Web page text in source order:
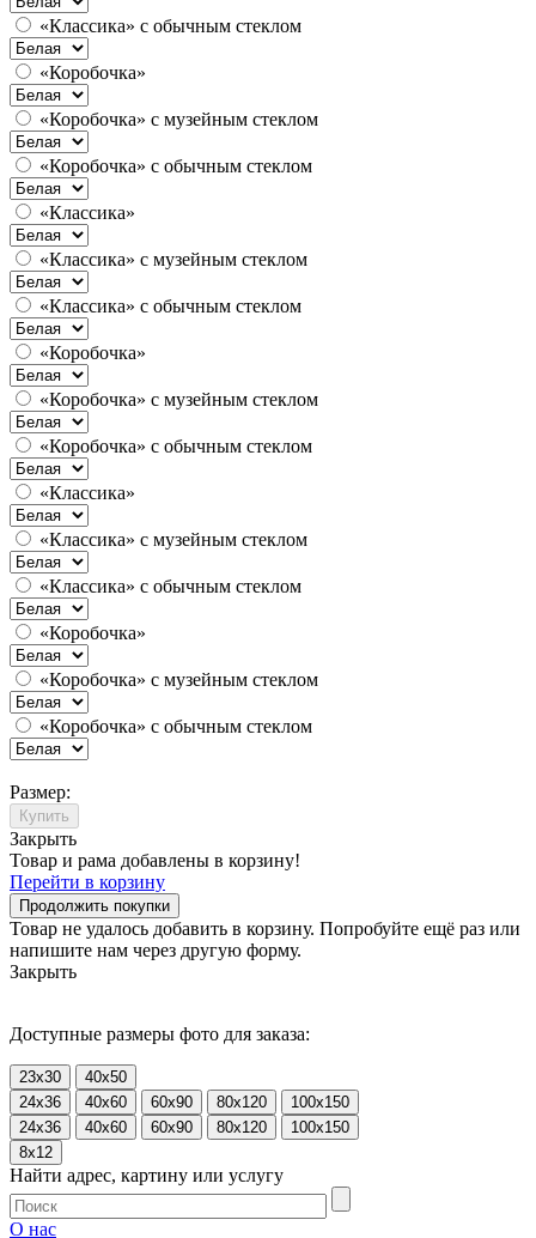
«Классика» с обычным стеклом
«Коробочка»
«Коробочка» с музейным стеклом
«Коробочка» с обычным стеклом
«Классика»
«Классика» с музейным стеклом
«Классика» с обычным стеклом
«Коробочка»
«Коробочка» с музейным стеклом
«Коробочка» с обычным стеклом
«Классика»
«Классика» с музейным стеклом
«Классика» с обычным стеклом
«Коробочка»
«Коробочка» с музейным стеклом
«Коробочка» с обычным стеклом
Размер:
Купить
Закрыть
Товар и рама добавлены в корзину!
Перейти в корзину
Продолжить покупки
Товар не удалось добавить в корзину. Попробуйте ещё раз или
напишите нам через другую форму.
Закрыть
Доступные размеры фото для заказа:
23x30
40x50
24x36
40x60 60x90 80x120
100x150
24x36
40x60 60x90 80x120
100x150
8x12
Найти адрес, картину или услугу
О нас